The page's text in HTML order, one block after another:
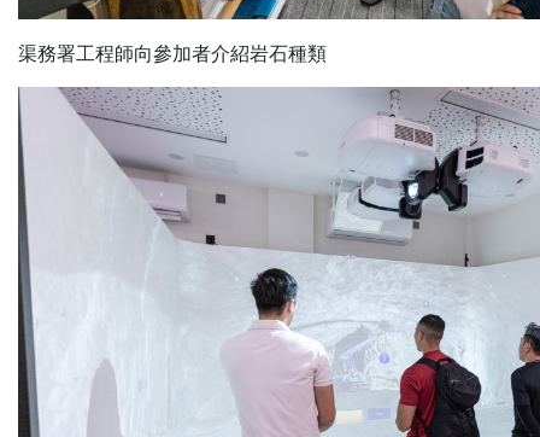
渠務署工程師向參加者介紹岩石種類